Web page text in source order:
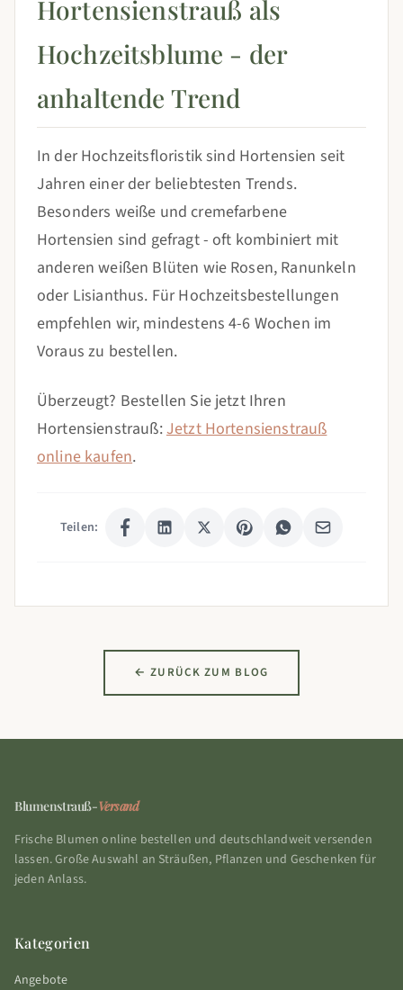
Hortensienstrauß als
Hochzeitsblume - der
anhaltende Trend
In der Hochzeitsfloristik sind Hortensien seit
Jahren einer der beliebtesten Trends.
Besonders weiße und cremefarbene
Hortensien sind gefragt - oft kombiniert mit
anderen weißen Blüten wie Rosen, Ranunkeln
oder Lisianthus. Für Hochzeitsbestellungen
empfehlen wir, mindestens 4-6 Wochen im
Voraus zu bestellen.
Überzeugt? Bestellen Sie jetzt Ihren
Hortensienstrauß:Jetzt Hortensienstrauß
online kaufen.
Teilen:
← ZURÜCK ZUM BLOG
Blumenstrauß-Versand
Frische Blumen online bestellen und deutschlandweit versenden
lassen. Große Auswahl an Sträußen, Pflanzen und Geschenken für
jeden Anlass.
Kategorien
Angebote